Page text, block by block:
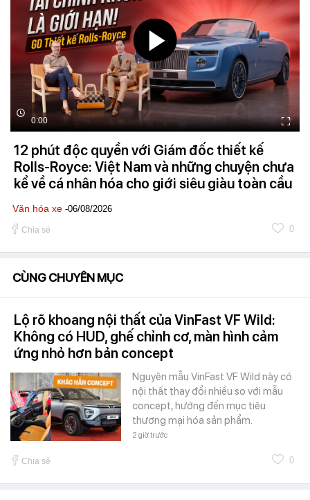
0:00
12 phút độc quyền với Giám đốc thiết kế
Rolls-Royce: Việt Nam và những chuyện chưa
kể về cá nhân hóa cho giới siêu giàu toàn cầu
Văn hóa xe -06/08/2026
Chia sẻ 0
CÙNG CHUYÊN MỤC
Lộ rõ khoang nội thất của VinFast VF Wild:
Không có HUD, ghế chỉnh cơ, màn hình cảm
ứng nhỏ hơn bản concept
Nguyên mẫu VinFast VF Wild này có
nội thất thay đổi nhiều so với mẫu
concept, hướng đến mục tiêu
thương mại hóa sản phẩm.
2 giờ trước
Chia sẻ 0